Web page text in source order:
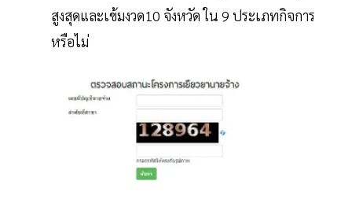
สูงสุดและเข้มงวด10 จังหวัด ใน 9 ประเภทกิจการ
หรือไม่